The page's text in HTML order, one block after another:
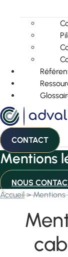
CONTACT
Mentions
NOUS
Accueil>Mentions